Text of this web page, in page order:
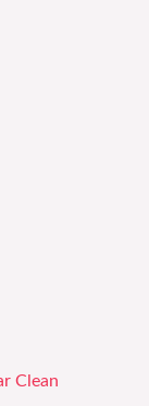
Clean